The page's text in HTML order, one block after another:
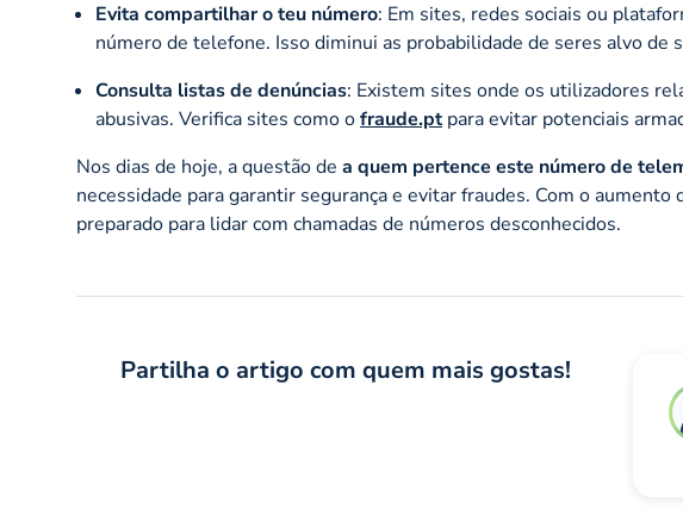
Evita compartilhar o teu número: Em sites, redes sociais ou
número de telefone. Isso diminui as probabilidade de seres alvo de
Consulta listas de denúncias: Existem sites onde os utilizadores
abusivas. Verifica sites como ofraude.ptpara evitar potenciais
Nos dias de hoje, a questão de a quem pertence este número de
necessidade para garantir segurança e evitar fraudes. Com o
preparado para lidar com chamadas de números desconhecidos.
Partilha o artigo com quem mais gostas!